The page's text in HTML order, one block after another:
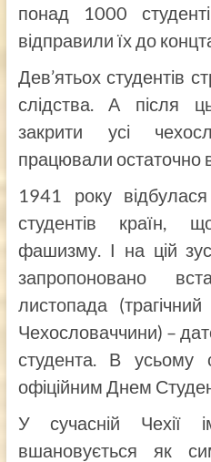
понад 1000
відправили їх до
Дев’ятьох студентів
слідства. А після
закрити усі
працювали остаточно
1941 року
студентів країн,
фашизму. І на цій
запропоновано
листопада
Чехословаччини) –
студента. В усьому
офіційним Днем
У сучасній Чехії
вшановується як